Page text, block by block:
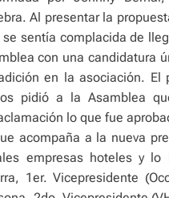
Al presentar la
sentía complacida de
con una candidatura
en la asociación. El
pidió a la Asamblea
lo que fue
acompaña a la nueva
empresas hoteles y lo
1er. Vicepresidente